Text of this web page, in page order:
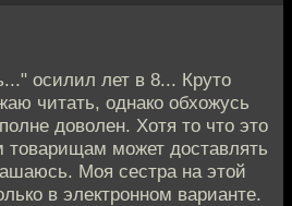
осилил лет в 8... Круто
читать, однако обхожусь
доволен. Хотя то что это
может доставлять
Моя сестра на этой
в электронном варианте.